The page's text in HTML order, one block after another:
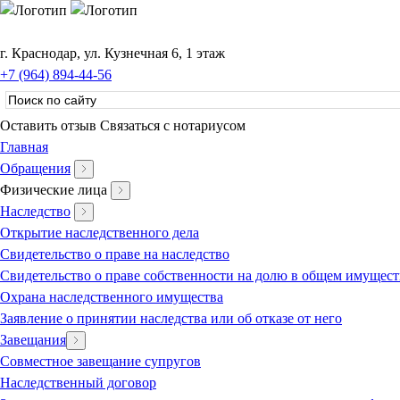
г. Краснодар, ул. Кузнечная 6, 1 этаж
+7 (964) 894-44-56
Оставить отзыв Связаться с нотариусом
Главная
Обращения
Физические лица
Наследство
Открытие наследственного дела
Свидетельство о праве на наследство
Свидетельство о праве собственности на долю в общем
Охрана наследственного имущества
Заявление о принятии наследства или об отказе от него
Завещания
Совместное завещание супругов
Наследственный договор